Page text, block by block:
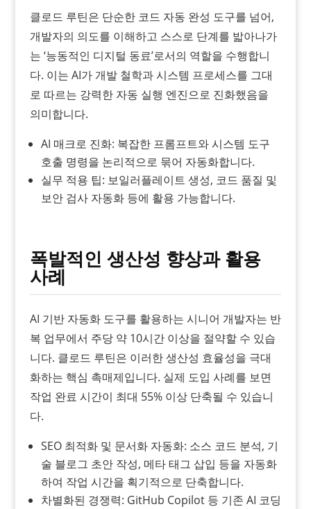
클로드 루틴은 단순한 코드 자동 완성 도구를 넘어,
개발자의 의도를 이해하고 스스로 단계를 밟아나가
는 ‘능동적인 디지털 동료’로서의 역할을 수행합니
다. 이는 AI가 개발 철학과 시스템 프로세스를 그대
로 따르는 강력한 자동 실행 엔진으로 진화했음을
의미합니다.
AI 매크로 진화: 복잡한 프롬프트와 시스템 도구
호출 명령을 논리적으로 묶어 자동화합니다.
실무 적용 팁: 보일러플레이트 생성, 코드 품질 및
보안 검사 자동화 등에 활용 가능합니다.
폭발적인 생산성 향상과 활용
사례
AI 기반 자동화 도구를 활용하는 시니어 개발자는 반
복 업무에서 주당 약 10시간 이상을 절약할 수 있습
니다. 클로드 루틴은 이러한 생산성 효율성을 극대
화하는 핵심 촉매제입니다. 실제 도입 사례를 보면
작업 완료 시간이 최대 55% 이상 단축될 수 있습니
다.
SEO 최적화 및 문서화 자동화: 소스 코드 분석, 기
술 블로그 초안 작성, 메타 태그 삽입 등을 자동화
하여 작업 시간을 획기적으로 단축합니다.
차별화된 경쟁력: GitHub Copilot 등 기존 AI 코딩